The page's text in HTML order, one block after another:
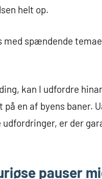
helt op.
spændende
kan I udfordre
en af byens baner.
er der
pauser